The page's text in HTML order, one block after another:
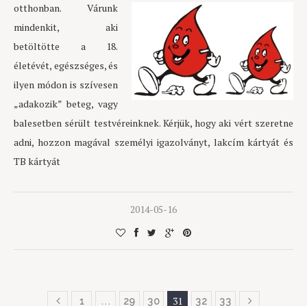
otthonban. Várunk
mindenkit, aki
betöltötte a 18.
életévét, egészséges, és
ilyen módon is szívesen
„adakozik” beteg, vagy
balesetben sérült testvéreinknek. Kérjük, hogy aki vért szeretne
adni, hozzon magával személyi igazolványt, lakcím kártyát és
TB kártyát
2014-05-16
1 … 29 30 31 32 33